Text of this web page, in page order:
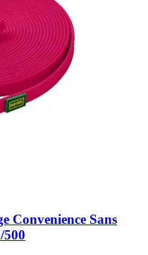
Convenience Sans
500